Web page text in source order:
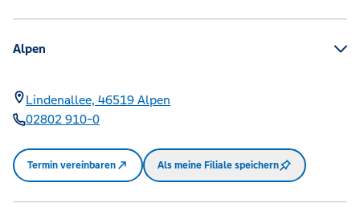
Alpen
Lindenallee, 46519 Alpen
02802 910-0
Termin vereinbaren Als meine Filiale speichern